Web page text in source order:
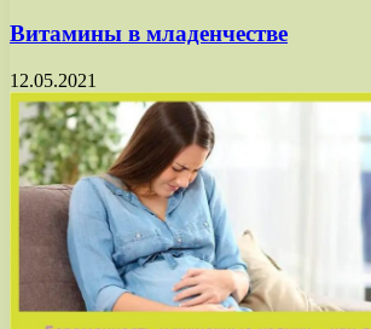
Витамины в младенчестве
12.05.2021